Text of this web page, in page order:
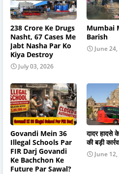
238 Crore Ke Drugs
Nasht, 67 Cases Me
Jabt Nasha Par Ko
Kiya Destroy
July 03, 2026
Mumbai
Barish
June
Govandi Mein 36
Illegal Schools Par
FIR Darj Govandi
Ke Bachchon Ke
Future Par Sawal?
दादर हादसे
की बड़ी
June